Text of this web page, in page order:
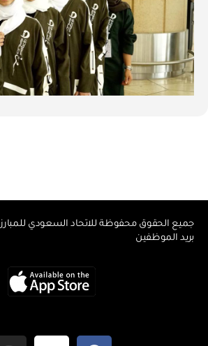
جميع الحقوق محفوظة للاتحاد السعودي للمبارزة ©
بريد الموظفين